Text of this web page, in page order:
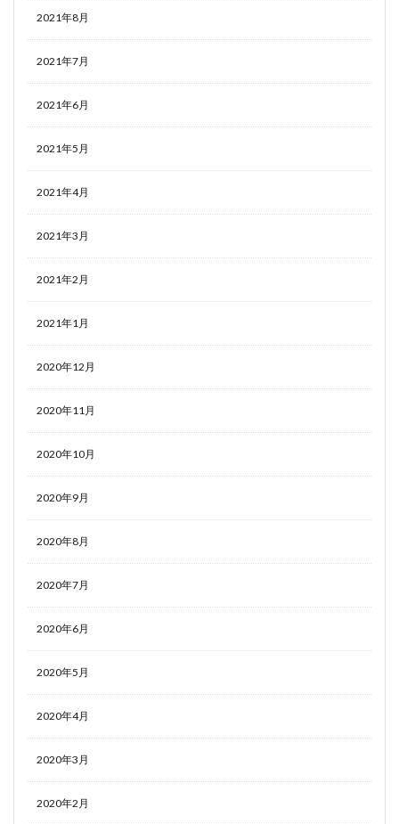
2021年8月
2021年7月
2021年6月
2021年5月
2021年4月
2021年3月
2021年2月
2021年1月
2020年12月
2020年11月
2020年10月
2020年9月
2020年8月
2020年7月
2020年6月
2020年5月
2020年4月
2020年3月
2020年2月